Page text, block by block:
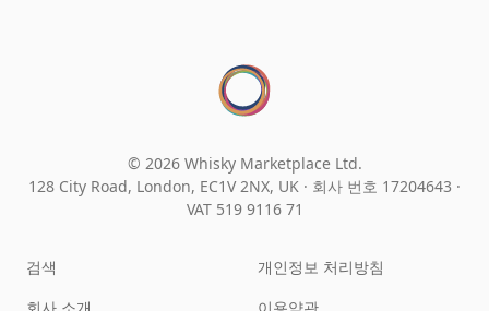
© 2026 Whisky Marketplace Ltd.
128 City Road, London, EC1V 2NX, UK · 회사 번호 17204643 ·
VAT 519 9116 71
검색
개인정보 처리방침